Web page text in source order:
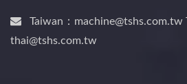
Taiwan：machine@tshs.com.tw
thai@tshs.com.tw